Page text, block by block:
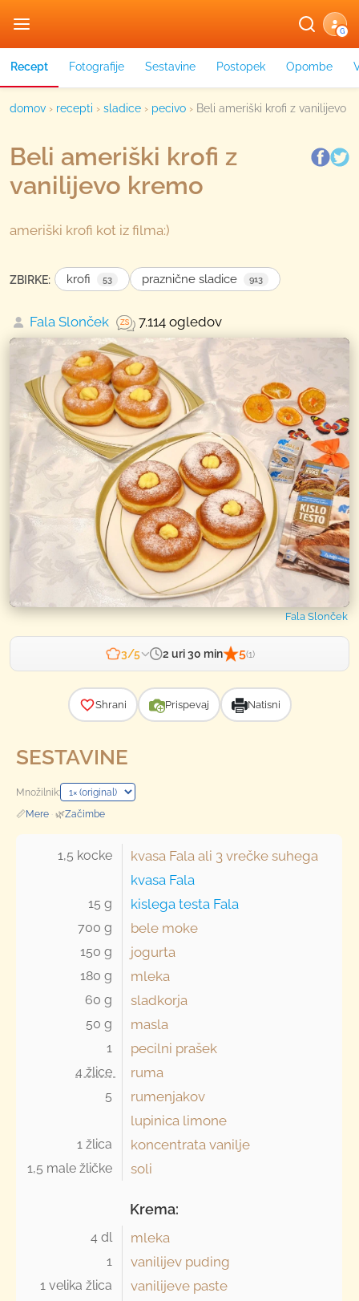
G
Recept Fotografije Sestavine Postopek Opombe
domov › recepti › sladice › pecivo › Beli ameriški krofi z vanilijevo
Beli ameriški krofi z
vanilijevo kremo
ameriški krofi kot iz filma:)
ZBIRKE: krofi 53 praznične sladice 913
Fala Slonček 7.114 ogledov
Fala Slonček
3/5 2 uri 30 min 5(1)
Shrani Prispevaj Natisni
SESTAVINE
Množilnik:
📏Mere · 🌿Začimbe
1,5 kocke kvasa Fala ali 3 vrečke suhega
kvasa Fala
15 g kislega testa Fala
700 g bele moke
150 g jogurta
180 g mleka
60 g sladkorja
50 g masla
1 pecilni prašek
4 žlice ruma
5
rumenjakov
lupinica limone
1 žlica koncentrata vanilje
1,5 male žličke soli
Krema:
4 dl mleka
1 vanilijev puding
1 velika žlica vanilijeve paste